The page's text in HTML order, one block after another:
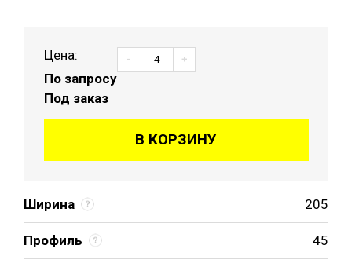
Ширина 205
Профиль 45
Цена:
По запросу
Под заказ
- +
В КОРЗИНУ